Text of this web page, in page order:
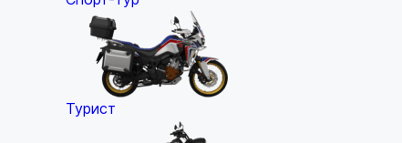
Турист